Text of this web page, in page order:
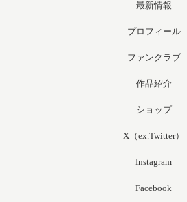
最新情報
プロフィール
ファンクラブ
作品紹介
ショップ
X（ex.Twitter）
Instagram
Facebook